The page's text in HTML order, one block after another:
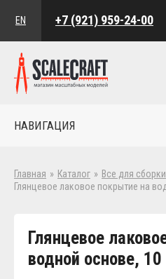
EN +7 (921) 959-24-00
НАВИГАЦИЯ
Главная » Каталог » Все для сборки
Глянцевое лаковое покрытие на
Глянцевое
водной основе,